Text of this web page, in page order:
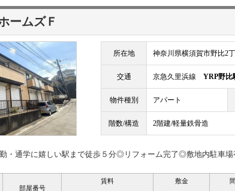
ームズＦ
所在地 神奈川県横須賀市野比2
交通 京急久里浜線 YRP野比
物件種別 アパート
階数/構造 2階建/軽量鉄骨造
・通学に嬉しい駅まで徒歩５分◎リフォーム完了◎敷地内駐車
部屋番号
賃料 敷金